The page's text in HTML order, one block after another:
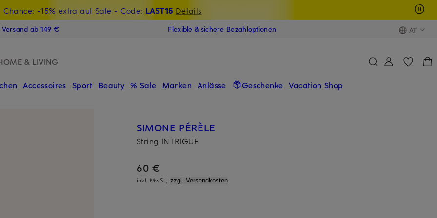
Chance: -15% extra auf Sale - Code: LAST15 Details
Willkommensgutschein mit Beyond sichern
ab 149 € Flexible & sichere Bezahloptionen AT
& LIVING
Accessoires Sport Beauty % Sale Marken Anlässe Geschenke Vacation Shop
SIMONE PÉRÈLE
String INTRIGUE
60 €
inkl. MwSt., zzgl. Versandkosten